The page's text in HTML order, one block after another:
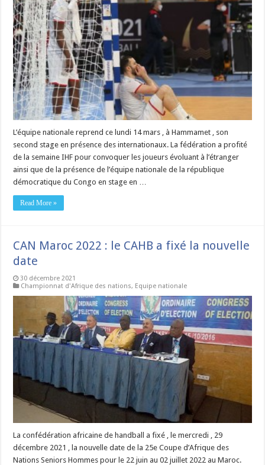
L’équipe nationale reprend ce lundi 14 mars , à Hammamet , son
second stage en présence des internationaux. La fédération a profité
de la semaine IHF pour convoquer les joueurs évoluant à l’étranger
ainsi que de la présence de l’équipe nationale de la république
démocratique du Congo en stage en …
Read More »
CAN Maroc 2022 : le CAHB a fixé la nouvelle
date
30 décembre 2021
Championnat d'Afrique des nations, Equipe nationale
La confédération africaine de handball a fixé , le mercredi , 29
décembre 2021 , la nouvelle date de la 25e Coupe d’Afrique des
Nations Seniors Hommes pour le 22 juin au 02 juillet 2022 au Maroc.